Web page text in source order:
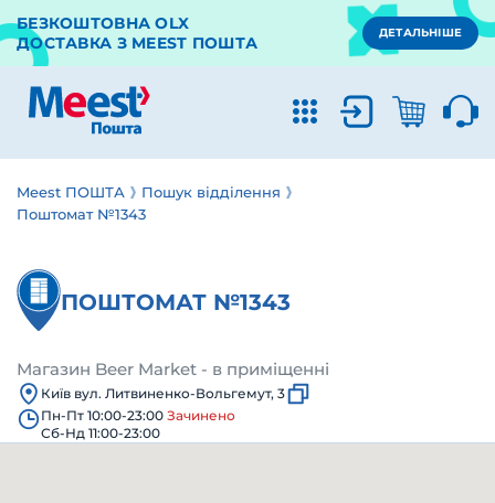
БЕЗКОШТОВНА OLX
ДОСТАВКА З MEEST ПОШТА
ДЕТАЛЬНІШЕ
Meest ПОШТА
Пошук відділення
Поштомат №1343
ПОШТОМАТ №1343
Магазин Beer Market - в приміщенні
Київ вул. Литвиненко-Вольгемут, 3
Пн-Пт 10:00-23:00 Зачинено
Сб-Нд 11:00-23:00